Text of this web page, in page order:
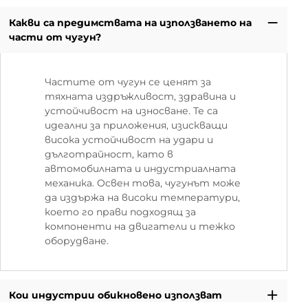
Какви са предимствата на използването на
части от чугун?
Частите от чугун се ценят за
тяхната издръжливост, здравина и
устойчивост на износване. Те са
идеални за приложения, изискващи
висока устойчивост на удари и
дълготрайност, като в
автомобилната и индустриалната
механика. Освен това, чугунът може
да издържа на високи температури,
което го прави подходящ за
компоненти на двигатели и тежко
оборудване.
Кои индустрии обикновено използват